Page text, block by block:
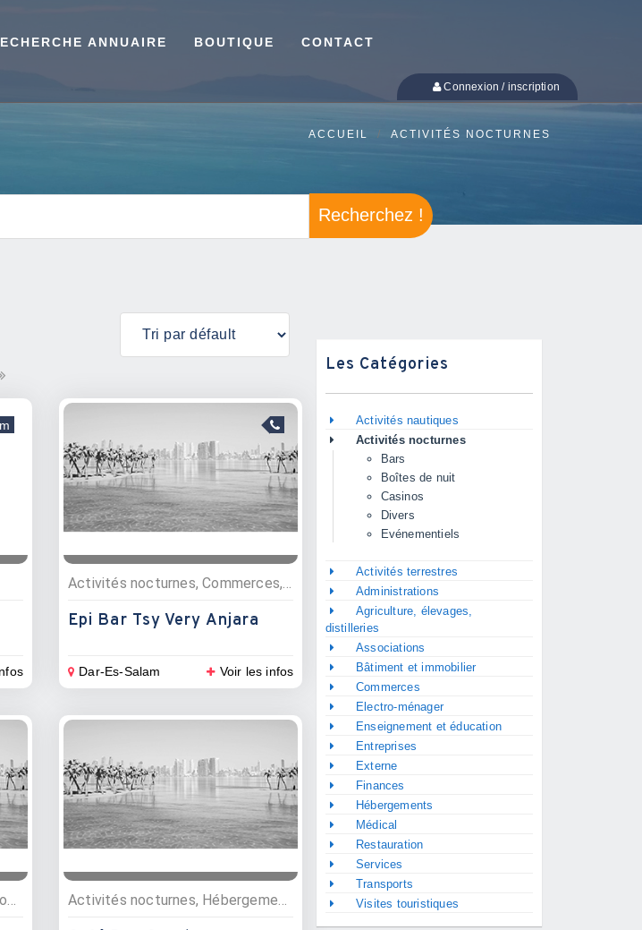
ANNUAIRE BOUTIQUE CONTACT
Connexion / inscription
ACCUEIL ACTIVITÉS NOCTURNES
Recherchez !
Activités nocturnes, Commerces, Epiceries, Bars
Epi Bar Tsy Very Anjara
Dar-Es-Salam Voir les infos
Les Catégories
Activités nautiques
Activités nocturnes
Bars
Boîtes de nuit
Casinos
Divers
Evénementiels
Activités terrestres
Administrations
Agriculture, élevages,
distilleries
Associations
Bâtiment et immobilier
Commerces
Electro-ménager
Enseignement et éducation
Entreprises
Externe
Finances
Hébergements
Médical
Restauration
Services
Transports
Visites touristiques